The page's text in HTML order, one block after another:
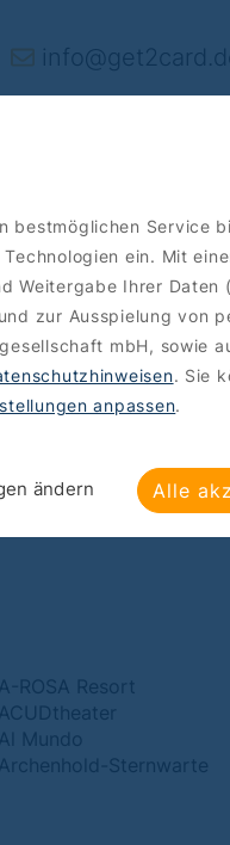
A-ROSA Resort
ACUDtheater
Al Mundo
Archenhold-Sternwarte
bestmöglichen Service
ein. Mit
Weitergabe Ihrer
zur Ausspielung von
mbH, sowie
. Sie
anpassen.
ändern Alle